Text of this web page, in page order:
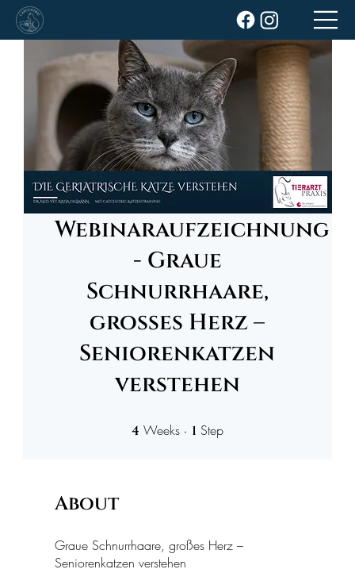
Webinaraufzeichnung
- Graue
Schnurrhaare,
großes Herz –
Seniorenkatzen
verstehen
4 Weeks4 Weeks
1 Step1 Step
About
Graue Schnurrhaare, großes Herz –
Seniorenkatzen verstehen